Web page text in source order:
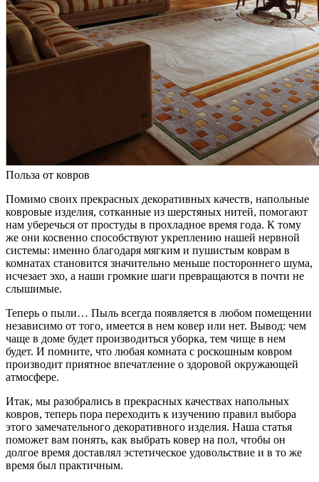
Польза от ковров
Помимо своих прекрасных декоративных качеств, напольные
ковровые изделия, сотканные из шерстяных нитей, помогают
нам уберечься от простуды в прохладное время года. К тому
же они косвенно способствуют укреплению нашей нервной
системы: именно благодаря мягким и пушистым коврам в
комнатах становится значительно меньше постороннего шума,
исчезает эхо, а наши громкие шаги превращаются в почти не
слышимые.
Теперь о пыли… Пыль всегда появляется в любом помещении
независимо от того, имеется в нем ковер или нет. Вывод: чем
чаще в доме будет производиться уборка, тем чище в нем
будет. И помните, что любая комната с роскошным ковром
производит приятное впечатление о здоровой окружающей
атмосфере.
Итак, мы разобрались в прекрасных качествах напольных
ковров, теперь пора переходить к изучению правил выбора
этого замечательного декоративного изделия. Наша статья
поможет вам понять, как выбрать ковер на пол, чтобы он
долгое время доставлял эстетическое удовольствие и в то же
время был практичным.